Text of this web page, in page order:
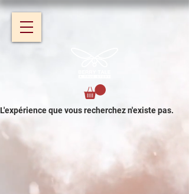
L'expérience que vous recherchez n'existe pas.